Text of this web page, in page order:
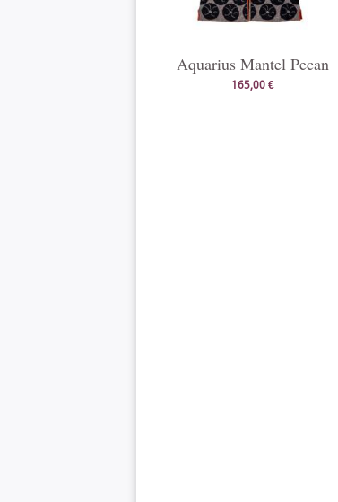
Aquarius Mantel Pecan
165,00 €